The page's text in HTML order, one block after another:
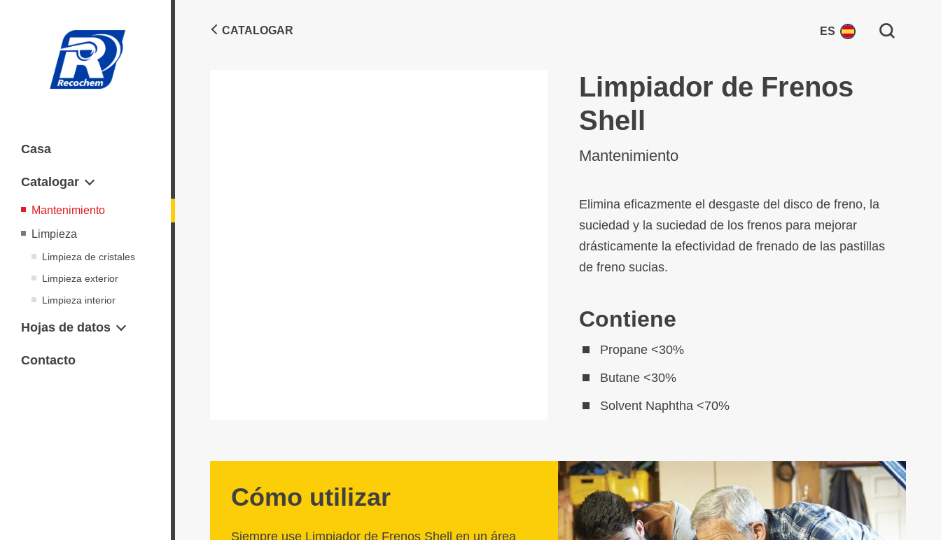
CATALOGAR ES Search for:
Casa
Catalogar
Mantenimiento
Limpieza
Limpieza de cristales
Limpieza exterior
Limpieza interior
Hojas de datos
Ficha de datos de seguridad
Contacto
Limpiador de Frenos
Shell
Mantenimiento
Elimina eficazmente el desgaste del disco de freno, la
suciedad y la suciedad de los frenos para mejorar
drásticamente la efectividad de frenado de las pastillas
de freno sucias.
Contiene
Propane <30%
Butane <30%
Solvent Naphtha <70%
Cómo utilizar
Siempre use Limpiador de Frenos Shell en un área